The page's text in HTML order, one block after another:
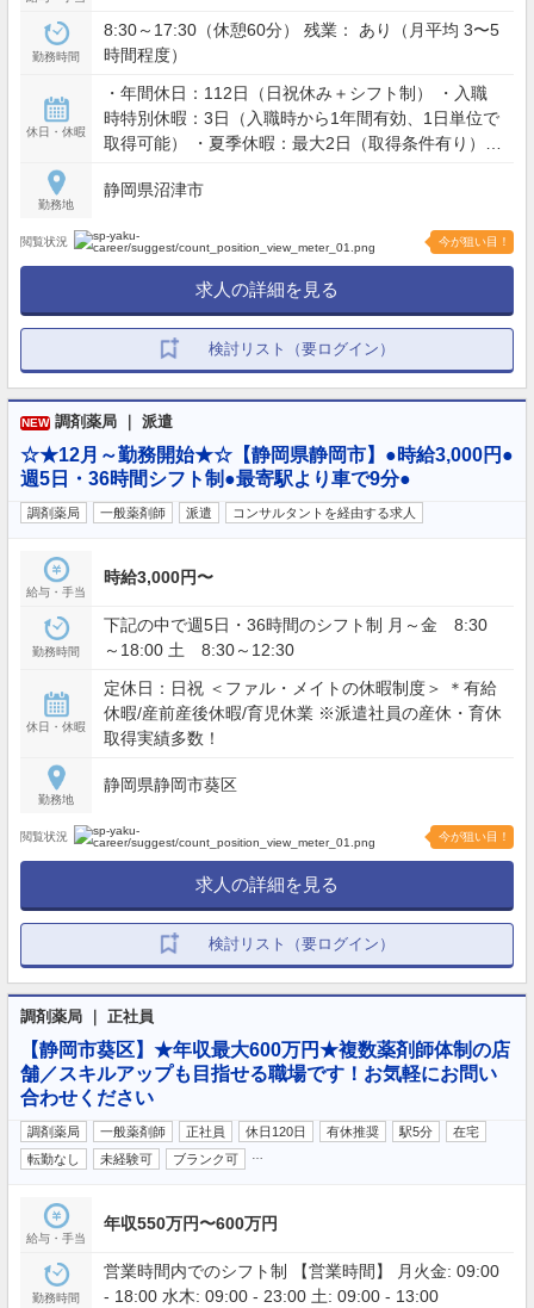
勤務時間
8:30～17:30（休憩60分） 残業： あり（月平均 3〜5
時間程度）
休日・休暇
・年間休日：112日（日祝休み＋シフト制） ・入職
時特別休暇：3日（入職時から1年間有効、1日単位で
取得可能） ・夏季休暇：最大2日（取得条件有り）
育児休暇 ・介護休業 ・慶弔休暇
勤務地
静岡県沼津市
閲覧状況 今が狙い目！
求人の詳細を見る
検討リスト（要ログイン）
NEW 調剤薬局 ｜ 派遣
☆★12月～勤務開始★☆【静岡県静岡市】●時給3,000円●
週5日・36時間シフト制●最寄駅より車で9分●
調剤薬局 一般薬剤師 派遣 コンサルタントを経由する求人
給与・手当
時給3,000円〜
勤務時間
下記の中で週5日・36時間のシフト制 月～金 8:30
～18:00 土 8:30～12:30
休日・休暇
定休日：日祝 ＜ファル・メイトの休暇制度＞ ＊有給
休暇/産前産後休暇/育児休業 ※派遣社員の産休・育休
取得実績多数！
勤務地
静岡県静岡市葵区
閲覧状況 今が狙い目！
求人の詳細を見る
検討リスト（要ログイン）
調剤薬局 ｜ 正社員
【静岡市葵区】★年収最大600万円★複数薬剤師体制の店
舗／スキルアップも目指せる職場です！お気軽にお問い
合わせください
調剤薬局 一般薬剤師 正社員 休日120日 有休推奨 駅5分
在宅
転勤なし
未経験可 ブランク可
給与・手当
年収550万円〜600万円
勤務時間
営業時間内でのシフト制 【営業時間】 月火金: 09:00
- 18:00 水木: 09:00 - 23:00 土: 09:00 - 13:00